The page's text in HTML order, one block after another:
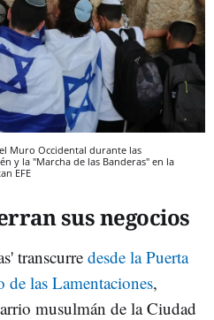
Muro Occidental durante las
y la "Marcha de las Banderas" en la
EFE
sus negocios
transcurre desde la Puerta
de las Lamentaciones,
musulmán de la Ciudad